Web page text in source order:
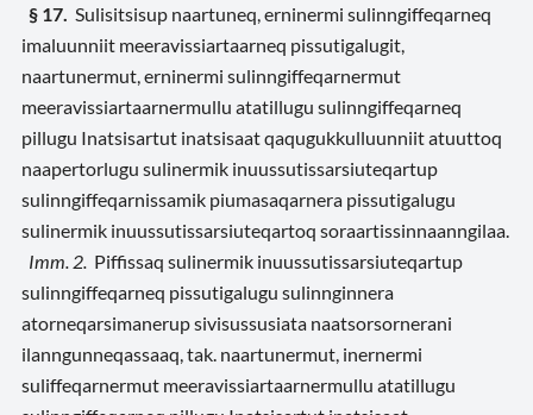
§ 17. Sulisitsisup naartuneq, erninermi sulinngiffeqarneq
imaluunniit meeravissiartaarneq pissutigalugit,
naartunermut, erninermi sulinngiffeqarnermut
meeravissiartaarnermullu atatillugu sulinngiffeqarneq
pillugu Inatsisartut inatsisaat qaqugukkulluunniit atuuttoq
naapertorlugu sulinermik inuussutissarsiuteqartup
sulinngiffeqarnissamik piumasaqarnera pissutigalugu
sulinermik inuussutissarsiuteqartoq soraartissinnaanngilaa.
Imm. 2. Piffissaq sulinermik inuussutissarsiuteqartup
sulinngiffeqarneq pissutigalugu sulinnginnera
atorneqarsimanerup sivisussusiata naatsorsornerani
ilanngunneqassaaq, tak. naartunermut, inernermi
suliffeqarnermut meeravissiartaarnermullu atatillugu